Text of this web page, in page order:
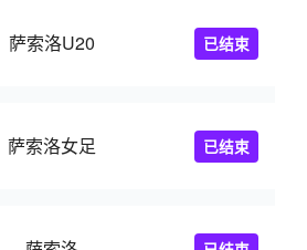
萨索洛U20 已结束
萨索洛女足 已结束